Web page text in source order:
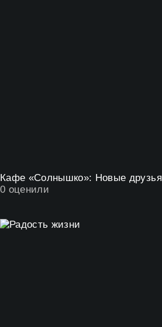
Кафе «Солнышко»: Новые друзья
0 оценили